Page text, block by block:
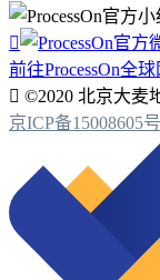

前往ProcessOn全
 ©2020 北京大麦
京ICP备15008605